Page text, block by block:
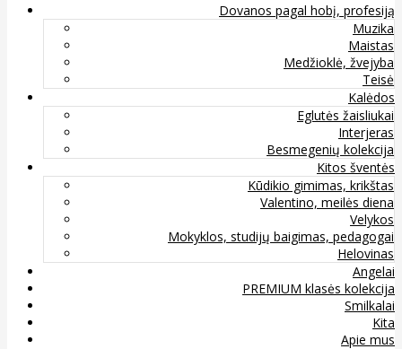
Dovanos pagal hobį, profesiją
Muzika
Maistas
Medžioklė, žvejyba
Teisė
Kalėdos
Eglutės žaisliukai
Interjeras
Besmegenių kolekcija
Kitos šventės
Kūdikio gimimas, krikštas
Valentino, meilės diena
Velykos
Mokyklos, studijų baigimas, pedagogai
Helovinas
Angelai
PREMIUM klasės kolekcija
Smilkalai
Kita
Apie mus